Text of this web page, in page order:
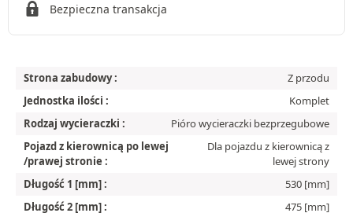
Bezpieczna transakcja
Strona zabudowy :
Z przodu
Jednostka ilości :
Komplet
Rodzaj wycieraczki :
Pióro wycieraczki bezprzegubowe
Pojazd z kierownicą po lewej
/prawej stronie :
Dla pojazdu z kierownicą z
lewej strony
Długość 1 [mm] :
530 [mm]
Długość 2 [mm] :
475 [mm]